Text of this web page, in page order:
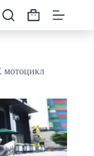
Кошик
мотоцикл